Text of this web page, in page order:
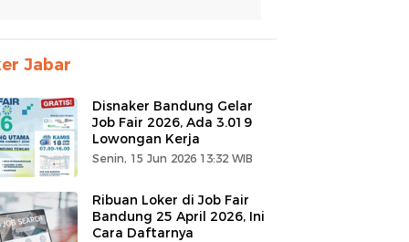
Jabar
Disnaker Bandung Gelar
Job Fair 2026, Ada 3.019
Lowongan Kerja
Senin, 15 Jun 2026 13:32 WIB
Ribuan Loker di Job Fair
Bandung 25 April 2026, Ini
Cara Daftarnya